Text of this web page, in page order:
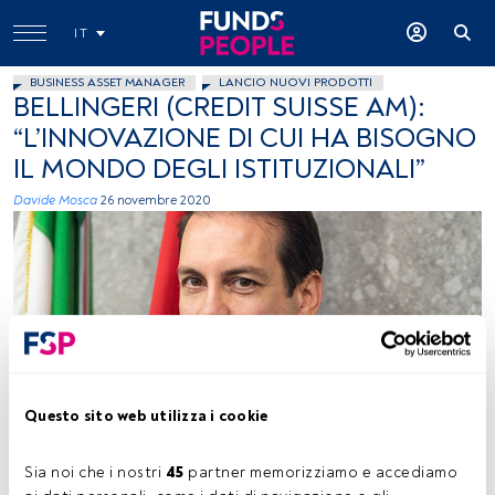
Questo sito web utilizza i cookie
Sia noi che i nostri 45 partner memorizziamo e accediamo
IT
BUSINESS ASSET MANAGER LANCIO NUOVI PRODOTTI
BELLINGERI (CREDIT SUISSE AM):
“L’INNOVAZIONE DI CUI HA BISOGNO
IL MONDO DEGLI ISTITUZIONALI”
Davide Mosca 26 novembre 2020
Tempo di lettura: 3 min.